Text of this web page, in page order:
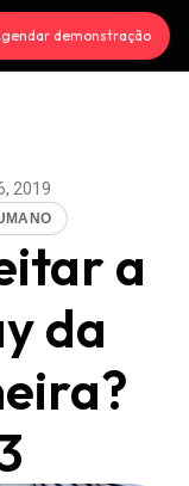
demonstração
2019
a
da